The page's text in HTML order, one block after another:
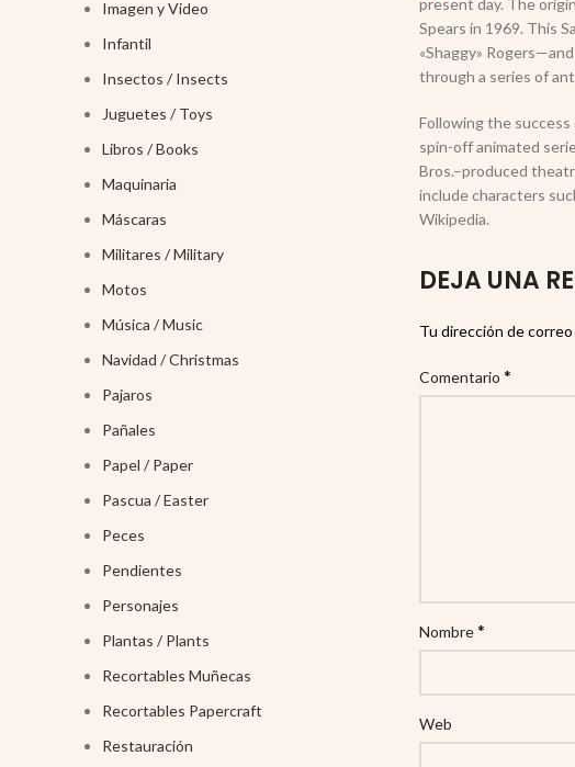
present day. The
Spears in 1969. This
«Shaggy»
through a series of
Following the
spin-off animated
Bros.–produced
include characters
Wikipedia.
DEJA UNA
Tu dirección de
Comentario *
Nombre*
Web
Imagen y Video
Infantil
Insectos / Insects
Juguetes / Toys
Libros / Books
Maquinaria
Máscaras
Militares / Military
Motos
Música / Music
Navidad / Christmas
Pajaros
Pañales
Papel / Paper
Pascua / Easter
Peces
Pendientes
Personajes
Plantas / Plants
Recortables Muñecas
Recortables Papercraft
Restauración